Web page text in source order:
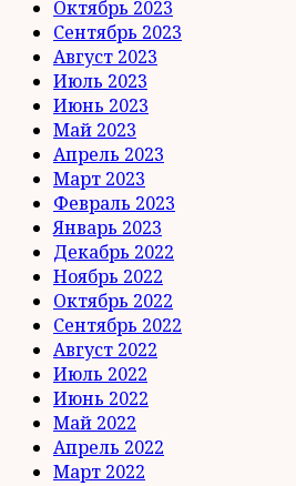
Октябрь 2023
Сентябрь 2023
Август 2023
Июль 2023
Июнь 2023
Май 2023
Апрель 2023
Март 2023
Февраль 2023
Январь 2023
Декабрь 2022
Ноябрь 2022
Октябрь 2022
Сентябрь 2022
Август 2022
Июль 2022
Июнь 2022
Май 2022
Апрель 2022
Март 2022